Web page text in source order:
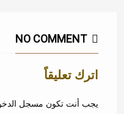
NO COMMENT
اترك تعليقاً
يجب أنت تكون مسجل